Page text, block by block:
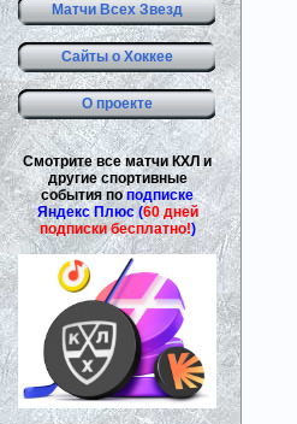
Матчи Всех Звезд
Сайты о Хоккее
О проекте
Смотрите все матчи КХЛ и
другие спортивные
события поподписке
Яндекс Плюс (60 дней
подписки бесплатно!)